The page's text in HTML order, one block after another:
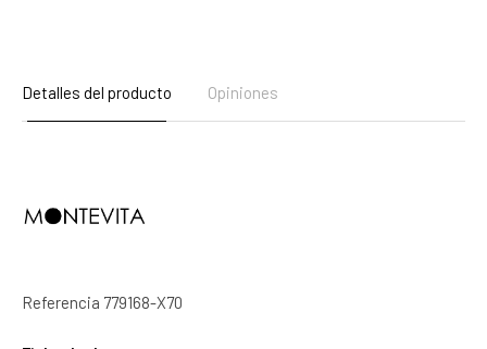
Detalles del producto Opiniones
Referencia 779168-X70